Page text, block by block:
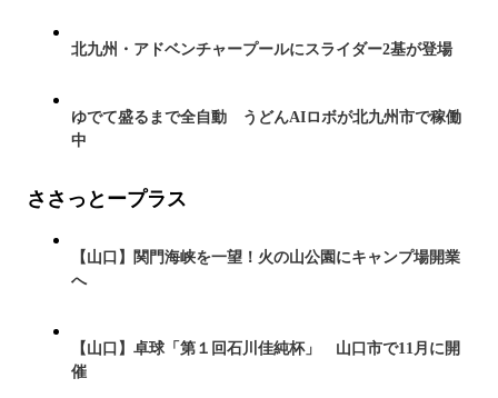
北九州・アドベンチャープールにスライダー2基が登場
ゆでて盛るまで全自動 うどんAIロボが北九州市で稼働
中
ささっとープラス
【山口】関門海峡を一望！火の山公園にキャンプ場開業
へ
【山口】卓球「第１回石川佳純杯」 山口市で11月に開
催